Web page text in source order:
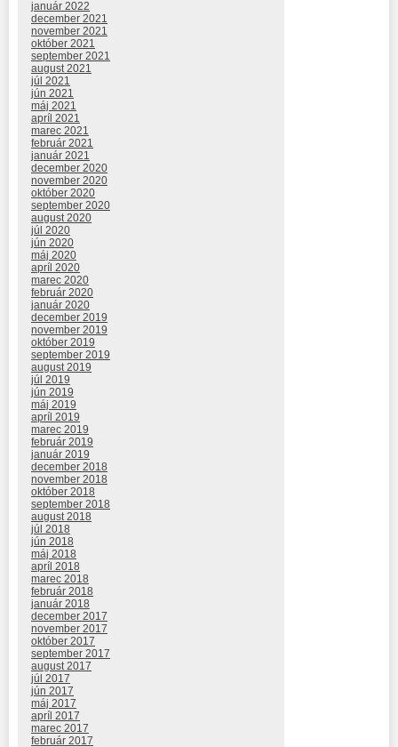
január 2022
december 2021
november 2021
október 2021
september 2021
august 2021
júl 2021
jún 2021
máj 2021
apríl 2021
marec 2021
február 2021
január 2021
december 2020
november 2020
október 2020
september 2020
august 2020
júl 2020
jún 2020
máj 2020
apríl 2020
marec 2020
február 2020
január 2020
december 2019
november 2019
október 2019
september 2019
august 2019
júl 2019
jún 2019
máj 2019
apríl 2019
marec 2019
február 2019
január 2019
december 2018
november 2018
október 2018
september 2018
august 2018
júl 2018
jún 2018
máj 2018
apríl 2018
marec 2018
február 2018
január 2018
december 2017
november 2017
október 2017
september 2017
august 2017
júl 2017
jún 2017
máj 2017
apríl 2017
marec 2017
február 2017